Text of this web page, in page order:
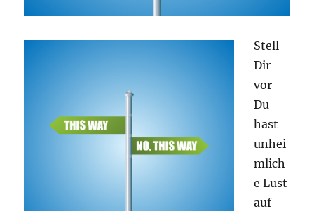
Stell
Dir
vor
Du
hast
unhei
mlich
e Lust
auf